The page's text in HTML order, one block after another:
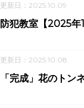
更新日：2025.10.09
防犯教室【2025年
更新日：2025.10.08
「完成」花のト